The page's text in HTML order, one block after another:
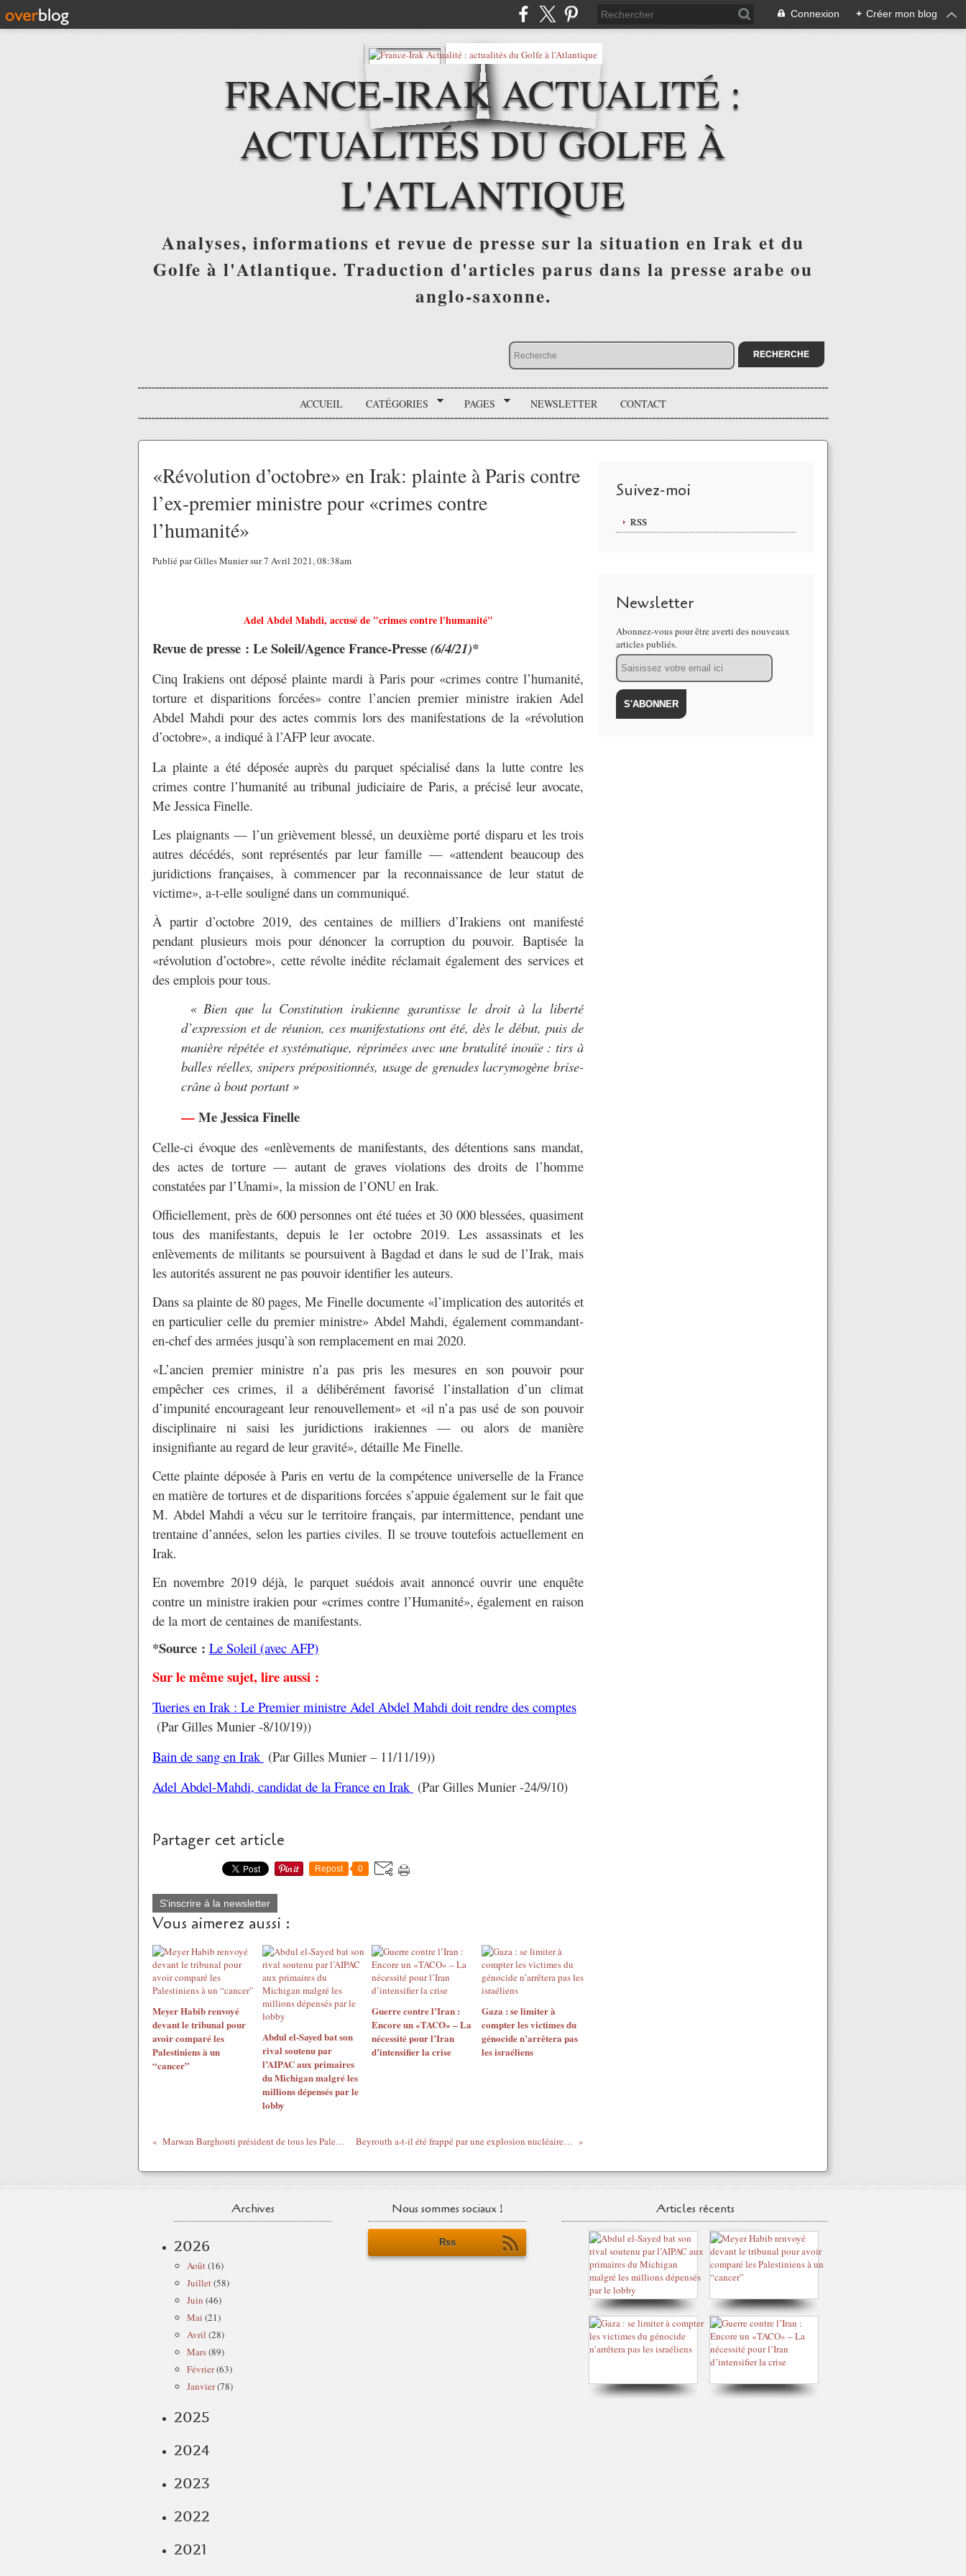
Connexion + Créer mon blog
FRANCE-IRAK ACTUALITÉ :
ACTUALITÉS DU GOLFE À
L'ATLANTIQUE
Analyses, informations et revue de presse sur la situation en Irak et du
Golfe à l'Atlantique. Traduction d'articles parus dans la presse arabe ou
anglo-saxonne.
ACCUEIL CATÉGORIES PAGES NEWSLETTER CONTACT
«Révolution d’octobre» en Irak: plainte à Paris contre
l’ex-premier ministre pour «crimes contre
l’humanité»
Publié par Gilles Munier sur 7 Avril 2021, 08:38am
Adel Abdel Mahdi, accusé de "crimes contre l'humanité"
Revue de presse : Le Soleil/Agence France-Presse(6/4/21)*
Cinq Irakiens ont déposé plainte mardi à Paris pour «crimes contre l’humanité,
torture et disparitions forcées» contre l’ancien premier ministre irakien Adel
Abdel Mahdi pour des actes commis lors des manifestations de la «révolution
d’octobre», a indiqué à l’AFP leur avocate.
La plainte a été déposée auprès du parquet spécialisé dans la lutte contre les
crimes contre l’humanité au tribunal judiciaire de Paris, a précisé leur avocate,
Me Jessica Finelle.
Les plaignants — l’un grièvement blessé, un deuxième porté disparu et les trois
autres décédés, sont représentés par leur famille — «attendent beaucoup des
juridictions françaises, à commencer par la reconnaissance de leur statut de
victime», a-t-elle souligné dans un communiqué.
À partir d’octobre 2019, des centaines de milliers d’Irakiens ont manifesté
pendant plusieurs mois pour dénoncer la corruption du pouvoir. Baptisée la
«révolution d’octobre», cette révolte inédite réclamait également des services et
des emplois pour tous.
« Bien que la Constitution irakienne garantisse le droit à la liberté
d’expression et de réunion, ces manifestations ont été, dès le début, puis de
manière répétée et systématique, réprimées avec une brutalité inouïe : tirs à
balles réelles, snipers prépositionnés, usage de grenades lacrymogène brise-
crâne à bout portant »
—Me Jessica Finelle
Celle-ci évoque des «enlèvements de manifestants, des détentions sans mandat,
des actes de torture — autant de graves violations des droits de l’homme
constatées par l’Unami», la mission de l’ONU en Irak.
Officiellement, près de 600 personnes ont été tuées et 30 000 blessées, quasiment
tous des manifestants, depuis le 1er octobre 2019. Les assassinats et les
enlèvements de militants se poursuivent à Bagdad et dans le sud de l’Irak, mais
les autorités assurent ne pas pouvoir identifier les auteurs.
Dans sa plainte de 80 pages, Me Finelle documente «l’implication des autorités et
en particulier celle du premier ministre» Abdel Mahdi, également commandant-
en-chef des armées jusqu’à son remplacement en mai 2020.
«L’ancien premier ministre n’a pas pris les mesures en son pouvoir pour
empêcher ces crimes, il a délibérément favorisé l’installation d’un climat
d’impunité encourageant leur renouvellement» et «il n’a pas usé de son pouvoir
disciplinaire ni saisi les juridictions irakiennes — ou alors de manière
insignifiante au regard de leur gravité», détaille Me Finelle.
Cette plainte déposée à Paris en vertu de la compétence universelle de la France
en matière de tortures et de disparitions forcées s’appuie également sur le fait que
M. Abdel Mahdi a vécu sur le territoire français, par intermittence, pendant une
trentaine d’années, selon les parties civiles. Il se trouve toutefois actuellement en
Irak.
En novembre 2019 déjà, le parquet suédois avait annoncé ouvrir une enquête
contre un ministre irakien pour «crimes contre l’Humanité», également en raison
de la mort de centaines de manifestants.
*Source : Le Soleil (avec AFP)
Sur le même sujet, lire aussi :
Tueries en Irak : Le Premier ministre Adel Abdel Mahdi doit rendre des comptes
(Par Gilles Munier -8/10/19))
Bain de sang en Irak (Par Gilles Munier – 11/11/19))
Adel Abdel-Mahdi, candidat de la France en Irak (Par Gilles Munier -24/9/10)
Partager cet article
Repost 0
S'inscrire à la newsletter
Vous aimerez aussi :
Meyer Habib renvoyé
devant le tribunal pour
avoir comparé les
Palestiniens à un
“cancer”
Abdul el-Sayed bat son
rival soutenu par
l’AIPAC aux primaires
du Michigan malgré les
millions dépensés par le
lobby
Guerre contre l’Iran :
Encore un «TACO» – La
nécessité pour l’Iran
d’intensifier la crise
Gaza : se limiter à
compter les victimes du
génocide n’arrêtera pas
les israéliens
Marwan Barghouti président de tous les Palestiniens ? Beyrouth a-t-il été frappé par une explosion nucléaire tactique ?
Suivez-moi
RSS
Newsletter
Abonnez-vous pour être averti des nouveaux
articles publiés.
Email
Archives
2026
Août(16)
Juillet(58)
Juin (46)
Mai (21)
Avril (28)
Mars(89)
Février(63)
Janvier(78)
2025
2024
2023
2022
2021
Nous sommes sociaux !
Rss
Articles récents